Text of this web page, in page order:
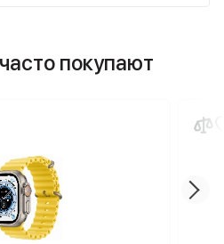
покупают